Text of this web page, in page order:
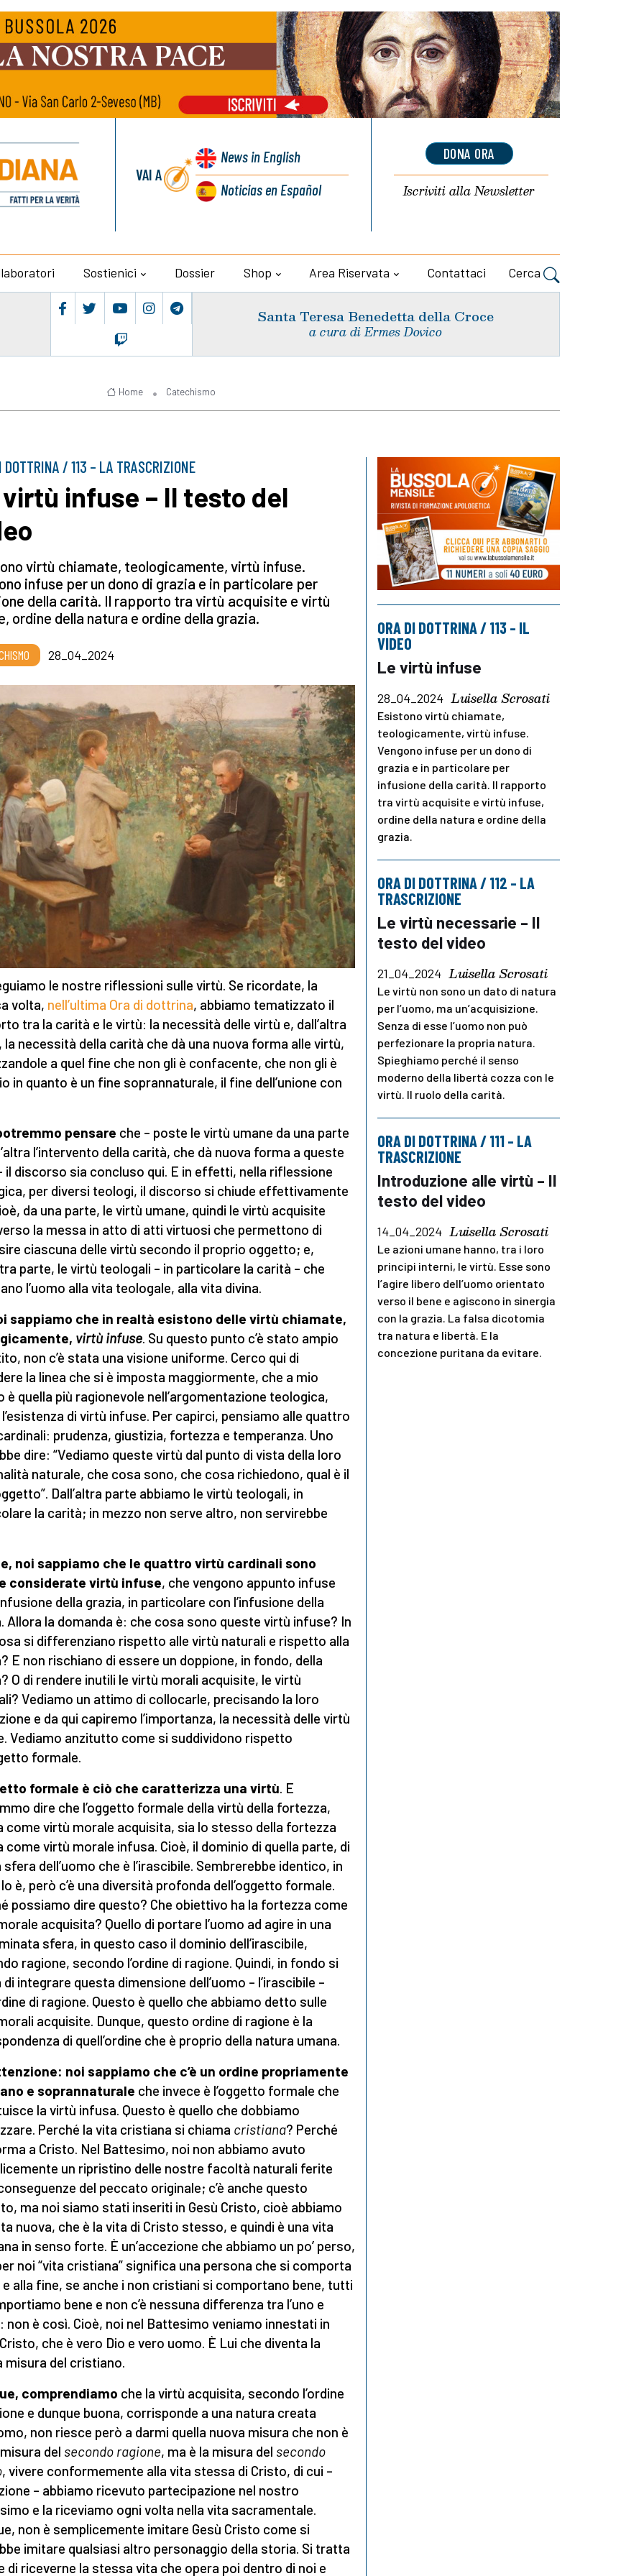
VAI A
Newsin English
Noticiasen Español
DONA ORA
Iscriviti allaNewsletter
Sostienici Dossier Shop Area Riservata Contattaci Cerca
Santa Teresa Benedetta della Croce
a cura di Ermes Dovico
Home Catechismo
DOTTRINA / 113 – LA TRASCRIZIONE
infuse – Il testo del
virtù chiamate, teologicamente, virtù infuse.
infuse per un dono di grazia e in particolare per
della carità. Il rapporto tra virtù acquisite e virtù
ordine della natura e ordine della grazia.
28_04_2024
le nostre riflessioni sulle virtù. Se ricordate, la
volta, nell’ultima Ora di dottrina, abbiamo tematizzato il
tra la carità e le virtù: la necessità delle virtù e, dall’altra
la necessità della carità che dà una nuova forma alle virtù,
a quel fine che non gli è confacente, che non gli è
in quanto è un fine soprannaturale, il fine dell’unione con
pensare che – poste le virtù umane da una parte
l’intervento della carità, che dà nuova forma a queste
il discorso sia concluso qui. E in effetti, nella riflessione
per diversi teologi, il discorso si chiude effettivamente
da una parte, le virtù umane, quindi le virtù acquisite
la messa in atto di atti virtuosi che permettono di
ciascuna delle virtù secondo il proprio oggetto; e,
parte, le virtù teologali – in particolare la carità – che
l’uomo alla vita teologale, alla vita divina.
sappiamo che in realtà esistono delle virtù chiamate,
virtù infuse. Su questo punto c’è stato ampio
non c’è stata una visione uniforme. Cerco qui di
la linea che si è imposta maggiormente, che a mio
è quella più ragionevole nell’argomentazione teologica,
di virtù infuse. Per capirci, pensiamo alle quattro
prudenza, giustizia, fortezza e temperanza. Uno
dire: “Vediamo queste virtù dal punto di vista della loro
naturale, che cosa sono, che cosa richiedono, qual è il
Dall’altra parte abbiamo le virtù teologali, in
la carità; in mezzo non serve altro, non servirebbe
noi sappiamo che le quattro virtù cardinali sono
considerate virtù infuse, che vengono appunto infuse
della grazia, in particolare con l’infusione della
Allora la domanda è: che cosa sono queste virtù infuse? In
si differenziano rispetto alle virtù naturali e rispetto alla
E non rischiano di essere un doppione, in fondo, della
O di rendere inutili le virtù morali acquisite, le virtù
Vediamo un attimo di collocarle, precisando la loro
e da qui capiremo l’importanza, la necessità delle virtù
Vediamo anzitutto come si suddividono rispetto
formale.
formale è ciò che caratterizza una virtù. E
dire che l’oggetto formale della virtù della fortezza,
come virtù morale acquisita, sia lo stesso della fortezza
come virtù morale infusa. Cioè, il dominio di quella parte, di
sfera dell’uomo che è l’irascibile. Sembrerebbe identico, in
è, però c’è una diversità profonda dell’oggetto formale.
possiamo dire questo? Che obiettivo ha la fortezza come
acquisita? Quello di portare l’uomo ad agire in una
sfera, in questo caso il dominio dell’irascibile,
ragione, secondo l’ordine di ragione. Quindi, in fondo si
integrare questa dimensione dell’uomo – l’irascibile –
di ragione. Questo è quello che abbiamo detto sulle
acquisite. Dunque, questo ordine di ragione è la
di quell’ordine che è proprio della natura umana.
noi sappiamo che c’è un ordine propriamente
e soprannaturale che invece è l’oggetto formale che
la virtù infusa. Questo è quello che dobbiamo
Perché la vita cristiana si chiama cristiana? Perché
a Cristo. Nel Battesimo, noi non abbiamo avuto
un ripristino delle nostre facoltà naturali ferite
del peccato originale; c’è anche questo
ma noi siamo stati inseriti in Gesù Cristo, cioè abbiamo
nuova, che è la vita di Cristo stesso, e quindi è una vita
in senso forte. È un’accezione che abbiamo un po’ perso,
noi “vita cristiana” significa una persona che si comporta
e alla fine, se anche i non cristiani si comportano bene, tutti
bene e non c’è nessuna differenza tra l’uno e
non è così. Cioè, noi nel Battesimo veniamo innestati in
che è vero Dio e vero uomo. È Lui che diventa la
misura del cristiano.
comprendiamo che la virtù acquisita, secondo l’ordine
e dunque buona, corrisponde a una natura creata
non riesce però a darmi quella nuova misura che non è
del secondo ragione, ma è la misura del secondo
, vivere conformemente alla vita stessa di Cristo, di cui –
– abbiamo ricevuto partecipazione nel nostro
e la riceviamo ogni volta nella vita sacramentale.
non è semplicemente imitare Gesù Cristo come si
imitare qualsiasi altro personaggio della storia. Si tratta
di riceverne la stessa vita che opera poi dentro di noi e
ORA DI DOTTRINA / 113 – IL
VIDEO
Le virtù infuse
28_04_2024 Luisella Scrosati
Esistono virtù chiamate,
teologicamente, virtù infuse.
Vengono infuse per un dono di
grazia e in particolare per
infusione della carità. Il rapporto
tra virtù acquisite e virtù infuse,
ordine della natura e ordine della
grazia.
ORA DI DOTTRINA / 112 – LA
TRASCRIZIONE
Le virtù necessarie – Il
testo del video
21_04_2024 Luisella Scrosati
Le virtù non sono un dato di natura
per l’uomo, ma un’acquisizione.
Senza di esse l’uomo non può
perfezionare la propria natura.
Spieghiamo perché il senso
moderno della libertà cozza con le
virtù. Il ruolo della carità.
ORA DI DOTTRINA / 111 – LA
TRASCRIZIONE
Introduzione alle virtù – Il
testo del video
14_04_2024 Luisella Scrosati
Le azioni umane hanno, tra i loro
principi interni, le virtù. Esse sono
l’agire libero dell’uomo orientato
verso il bene e agiscono in sinergia
con la grazia. La falsa dicotomia
tra natura e libertà. E la
concezione puritana da evitare.